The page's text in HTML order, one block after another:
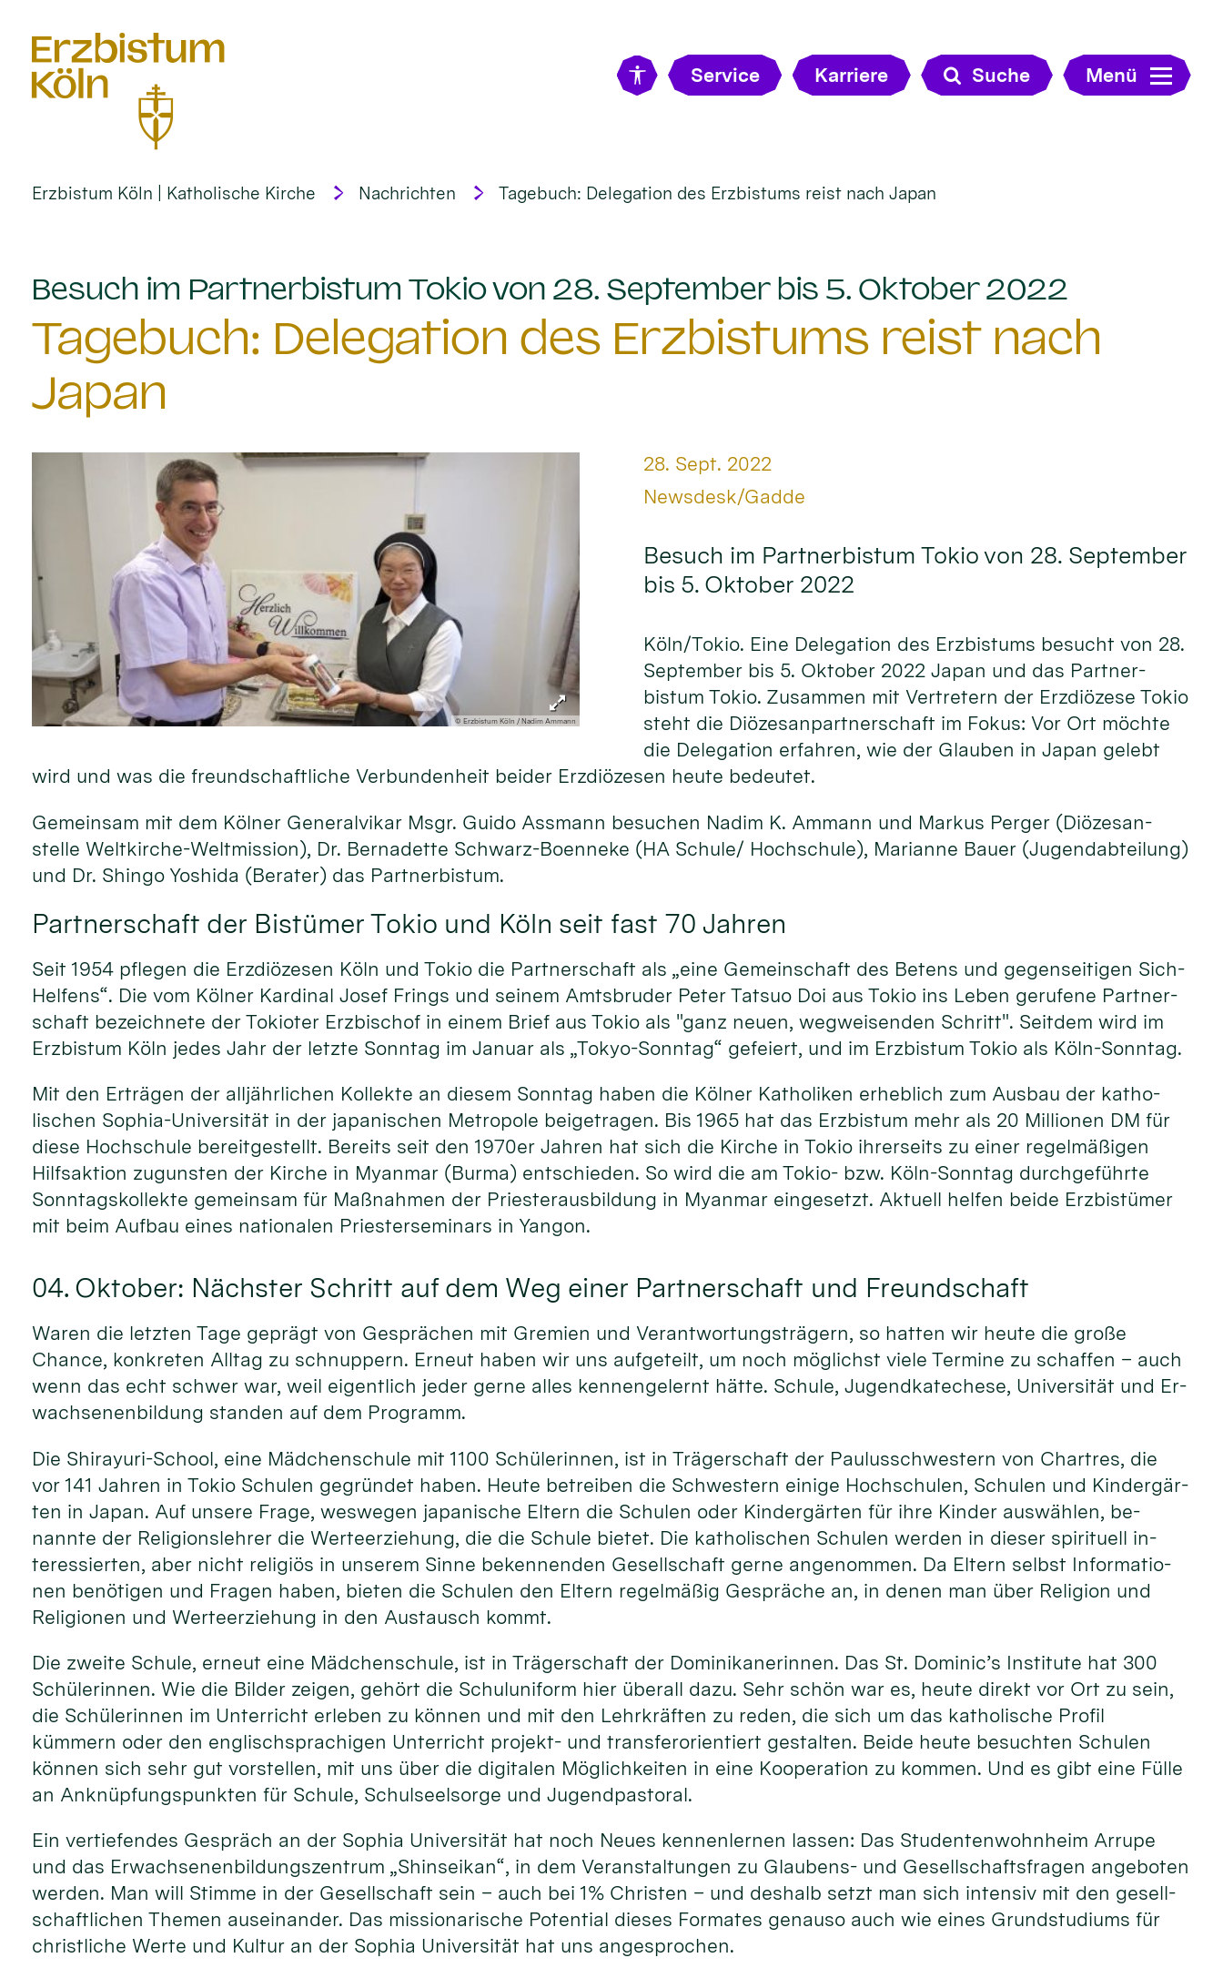
Service Karriere Suche Menü
Erzbistum Köln | Katholische Kirche Nachrichten Tagebuch: Delegation des Erzbistums reist nach Japan
Besuch im Partnerbistum Tokio von 28. September bis 5. Oktober 2022
Tagebuch: Delegation des Erzbistums reist nach
Japan
© Erzbistum Köln / Nadim Ammann
Datum:
28. Sept. 2022
Von:
Newsdesk/Gadde
Besuch im Partnerbistum Tokio von 28. September
bis 5. Oktober 2022
Köln/Tokio. Eine Delegation des Erzbistums besucht von 28.
Septem­ber bis 5. Oktober 2022 Japan und das Partner­
bistum Tokio. Zusammen mit Vertretern der Erz­diözese Tokio
steht die Diözesan­partner­schaft im Fokus: Vor Ort möchte
die Dele­gation erfahren, wie der Glauben in Japan gelebt
wird und was die freund­schaft­liche Verbunden­heit beider Erz­diözesen heute bedeutet.
Gemeinsam mit dem Kölner General­vikar Msgr. Guido Assmann besuchen Nadim K. Ammann und Markus Perger (Diözesan­
stelle Weltkirche-Weltmission), Dr. Bernadette Schwarz-Boenneke (HA Schule/ Hochschule), Marianne Bauer (Jugend­abteilung)
und Dr. Shingo Yoshida (Berater) das Partnerbistum.
Partnerschaft der Bistümer Tokio und Köln seit fast 70 Jahren
Seit 1954 pflegen die Erzdiözesen Köln und Tokio die Partner­schaft als „eine Gemein­schaft des Betens und gegen­seitigen Sich-
Helfens“. Die vom Kölner Kardinal Josef Frings und seinem Amts­bruder Peter Tatsuo Doi aus Tokio ins Leben gerufene Partner­
schaft bezeich­nete der Tokioter Erz­bischof in einem Brief aus Tokio als "ganz neuen, wegwei­senden Schritt". Seit­dem wird im
Erz­bistum Köln jedes Jahr der letzte Sonn­tag im Januar als „Tokyo-Sonntag“ gefeiert, und im Erz­bistum Tokio als Köln-Sonntag.
Mit den Erträgen der alljähr­lichen Kollekte an diesem Sonn­tag haben die Kölner Katho­liken erheblich zum Ausbau der katho­
lischen Sophia-Universi­tät in der japa­nischen Metro­pole beigetragen. Bis 1965 hat das Erz­bistum mehr als 20 Millionen DM für
diese Hoch­schule bereit­ge­stellt. Bereits seit den 1970er Jahren hat sich die Kirche in Tokio ihrerseits zu einer regel­mäßigen
Hilf­saktion zugunsten der Kirche in Myanmar (Burma) entschie­den. So wird die am Tokio- bzw. Köln-Sonntag durch­geführte
Sonntags­kollekte gemein­sam für Maßnahmen der Priester­aus­bildung in Myanmar einge­setzt. Aktuell helfen beide Erz­bistümer
mit beim Aufbau eines nationalen Priester­seminars in Yangon.
04. Oktober: Nächster Schritt auf dem Weg einer Partnerschaft und Freundschaft
Wa­ren die letz­ten Tage ge­prägt von Ge­sprä­chen mit Gre­mien und Ver­ant­wor­tungs­trä­gern, so hatten wir heu­te die große
Chance, kon­kre­ten All­tag zu schnuppern. Er­neut ha­ben wir uns auf­ge­teilt, um noch mög­lichst vie­le Ter­mine zu schaffen – auch
wenn das echt schwer war, weil ei­gent­lich jeder ger­ne alles kennen­ge­lernt hätte. Schu­le, Jugend­kate­chese, Uni­versi­tät und Er­
wachse­nen­bil­dung stan­den auf dem Pro­gramm.
Die Shirayuri-School, eine Mäd­chen­schu­le mit 1100 Schüler­innen, ist in Trä­ger­schaft der Pau­lus­schwes­tern von Char­tres, die
vor 141 Jah­ren in Tokio Schu­len ge­grün­det ha­ben. Heute be­trei­ben die Schwes­tern ei­nige Hoch­schulen, Schu­len und Kin­der­gär­
ten in Ja­pan. Auf un­sere Frage, wes­wegen japa­nische El­tern die Schu­len oder Kin­der­gär­ten für ihre Kin­der aus­wählen, be­
nannte der Reli­gions­leh­rer die Werte­erzie­hung, die die Schule bie­tet. Die katho­lischen Schu­len wer­den in die­ser spiri­tuell in­
teressier­ten, aber nicht reli­giös in un­serem Sinne be­kennen­den Ge­sell­schaft ger­ne an­ge­nommen. Da El­tern selbst In­for­ma­tio­
nen benö­ti­gen und Fra­gen ha­ben, bie­ten die Schu­len den El­tern regel­mäßig Ge­spräche an, in de­nen man über Reli­gion und
Reli­gio­nen und Wer­te­er­zie­hung in den Aus­tausch kommt.
Die zwei­te Schu­le, er­neut eine Mäd­chen­schule, ist in Trä­ger­schaft der Domi­nika­ner­innen. Das St. Dominic’s Insti­tute hat 300
Schüler­innen. Wie die Bil­der zei­gen, ge­hört die Schul­uni­form hier über­all da­zu. Sehr schön war es, heu­te di­rekt vor Ort zu sein,
die Schüler­innen im Unter­richt er­leben zu können und mit den Lehr­kräf­ten zu re­den, die sich um das katho­lische Pro­fil
kümmern oder den en­glisch­spra­chigen Un­ter­richt pro­jekt- und trans­fer­orien­tiert ge­stal­ten. Bei­de heu­te be­suchten Schu­len
können sich sehr gut vor­stellen, mit uns über die digi­talen Möglich­keiten in eine Koopera­tion zu kommen. Und es gibt eine Fülle
an An­knüpfungs­punk­ten für Schule, Schul­seel­sorge und Jugend­pastoral.
Ein ver­tiefen­des Ge­spräch an der Sophia Uni­versi­tät hat noch Neu­es kennen­lernen lassen: Das Stu­denten­wohn­heim Arrupe
und das Er­wachse­nen­bil­dungs­zen­trum „Shinseikan“, in dem Ver­an­stal­tun­gen zu Glau­bens- und Ge­sell­schafts­fra­gen an­ge­boten
wer­den. Man will Stimme in der Ge­sell­schaft sein – auch bei 1% Chris­ten – und des­halb setzt man sich in­ten­siv mit den ge­sell­
schaft­lichen The­men aus­ein­an­der. Das missio­narische Poten­tial die­ses For­mates genau­so auch wie eines Grund­studiums für
christ­liche Wer­te und Kul­tur an der Sophia Uni­versi­tät hat uns an­gespro­chen.